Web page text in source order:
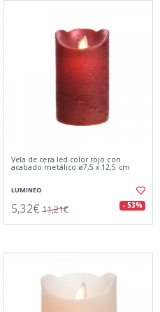
Vela de cera led color rojo con
acabado metálico ø7,5 x 12,5 cm
LUMINEO
5,32€ 11,21€ - 53%